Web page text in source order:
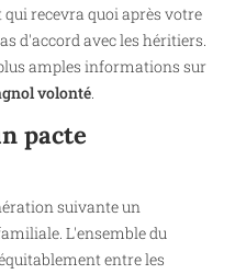
recevra quoi après votre
d'accord avec les héritiers.
amples informations sur
volonté
pacte
suivante un
L'ensemble du
entre les